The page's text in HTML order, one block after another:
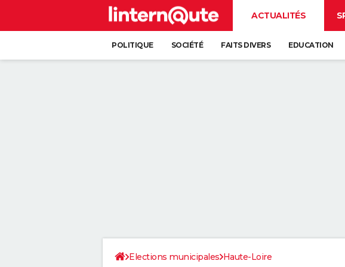
ACTUALITÉS
POLITIQUE SOCIÉTÉ FAITS DIVERS EDUCATION
Elections municipales Haute-Loire